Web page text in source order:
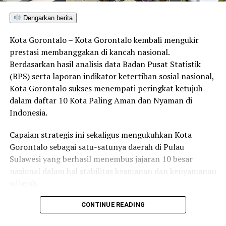
Anggota:
Moh. Abd. Ghalib Labantu (Golkar)
Wahyudin Moridu (PDIP)
Situ Nurayin Sompie (Gerindra)
Hamza Idrus (PKS)
Dengan terbentuknya Pansus ini, DPRD Gorontalo
berharap dapat menemukan solusi terbaik untuk
menangani konflik dan dampak yang ditimbulkan oleh
Dengarkan berita
Kota Gorontalo – Kota Gorontalo kembali mengukir
prestasi membanggakan di kancah nasional.
Berdasarkan hasil analisis data Badan Pusat Statistik
(BPS) serta laporan indikator ketertiban sosial nasional,
Kota Gorontalo sukses menempati peringkat ketujuh
dalam daftar 10 Kota Paling Aman dan Nyaman di
Indonesia.
Capaian strategis ini sekaligus mengukuhkan Kota
Gorontalo sebagai satu-satunya daerah di Pulau
Sulawesi yang berhasil menembus jajaran 10 besar
nasional dalam hal stabilitas keamanan dan kenyamanan
Sebagai pusat pemerintahan, pertumbuhan ekonomi,
CONTINUE READING